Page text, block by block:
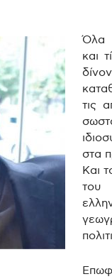
Όλα
και
τις
στα
Και
του